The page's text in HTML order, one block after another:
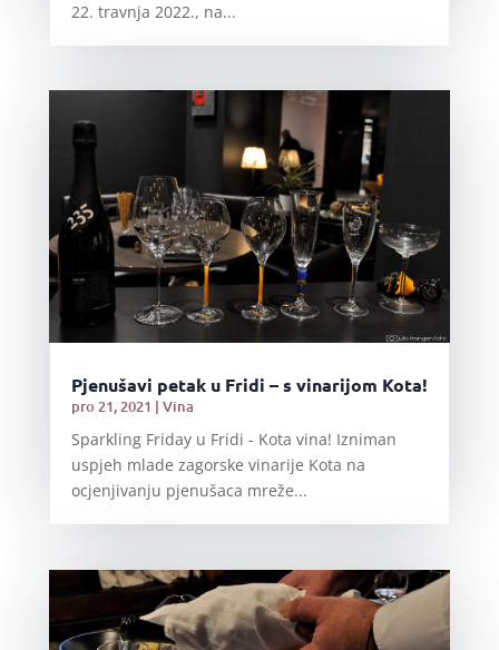
22. travnja 2022., na...
Pjenušavi petak u Fridi – s vinarijom Kota!
pro 21, 2021 | Vina
Sparkling Friday u Fridi - Kota vina! Izniman
uspjeh mlade zagorske vinarije Kota na
ocjenjivanju pjenušaca mreže...